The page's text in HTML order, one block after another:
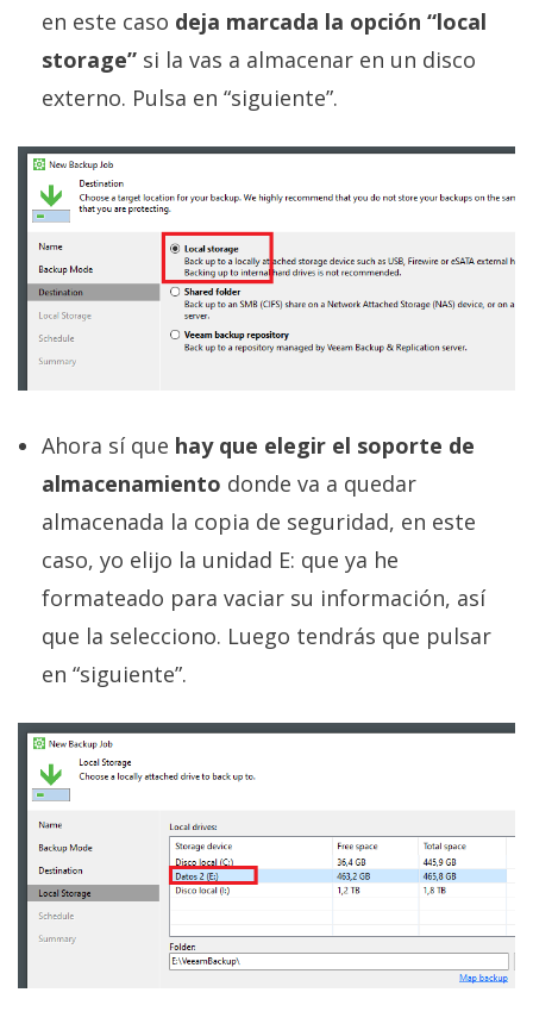
en este caso deja marcada la opción “local
storage” si la vas a almacenar en un disco
externo. Pulsa en “siguiente”.
Ahora sí que hay que elegir el soporte de
almacenamiento donde va a quedar
almacenada la copia de seguridad, en este
caso, yo elijo la unidad E: que ya he
formateado para vaciar su información, así
que la selecciono. Luego tendrás que pulsar
en “siguiente”.